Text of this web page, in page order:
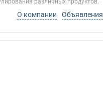
различных продуктов.
О компании Объявления